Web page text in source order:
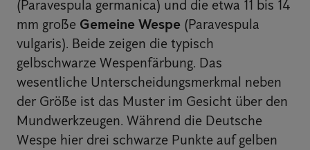
(Paravespula germanica) und die etwa 11 bis 14
mm große Gemeine Wespe (Paravespula
vulgaris). Beide zeigen die typisch
gelbschwarze Wespenfärbung. Das
wesentliche Unterscheidungsmerkmal neben
der Größe ist das Muster im Gesicht über den
Mundwerkzeugen. Während die Deutsche
Wespe hier drei schwarze Punkte auf gelben